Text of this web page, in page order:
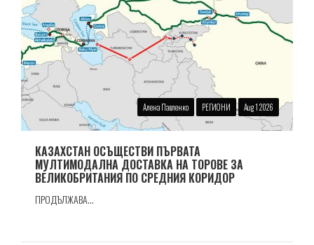
Алена Павленко РЕГИОНИ Aug 1 2026
КАЗАХСТАН ОСЪЩЕСТВИ ПЪРВАТА
МУЛТИМОДАЛНА ДОСТАВКА НА ТОРОВЕ ЗА
ВЕЛИКОБРИТАНИЯ ПО СРЕДНИЯ КОРИДОР
ПРОДЪЛЖАВА...